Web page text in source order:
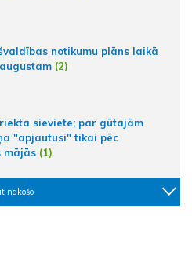
notikumu plāns laikā
(2)
sieviete; par gūtajām
"apjautusi" tikai pēc
mājās (1)
nākošo